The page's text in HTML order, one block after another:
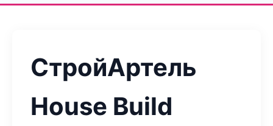
СтройАртель
House Build